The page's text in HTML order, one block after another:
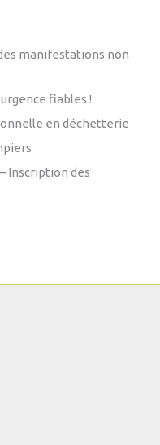
manifestations non
fiables !
en déchetterie
Inscription des